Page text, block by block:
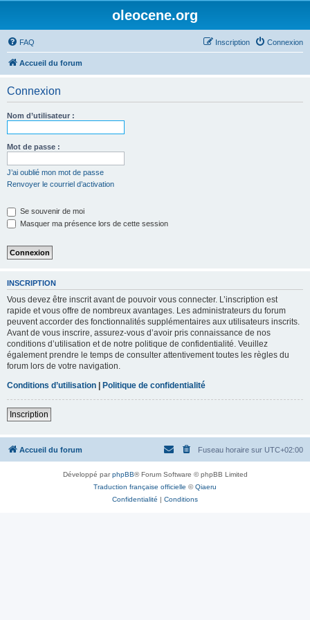
oleocene.org
FAQ Connexion
Inscription
Accueil du forum
Connexion
Nom d’utilisateur :
Mot de passe :
J’ai oublié mon mot de passe
Renvoyer le courriel d’activation
Se souvenir de moi
Masquer ma présence lors de cette session
INSCRIPTION
Vous devez être inscrit avant de pouvoir vous connecter. L’inscription est
rapide et vous offre de nombreux avantages. Les administrateurs du forum
peuvent accorder des fonctionnalités supplémentaires aux utilisateurs inscrits.
Avant de vous inscrire, assurez-vous d’avoir pris connaissance de nos
conditions d’utilisation et de notre politique de confidentialité. Veuillez
également prendre le temps de consulter attentivement toutes les règles du
forum lors de votre navigation.
Conditions d’utilisation | Politique de confidentialité
Inscription
Accueil du forum Fuseau horaire sur UTC+02:00
Développé parphpBB® Forum Software © phpBB Limited
Traduction française officielle ©Qiaeru
Confidentialité | Conditions